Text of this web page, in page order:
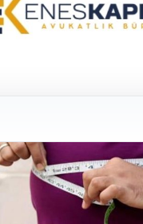
Avukatlık Bürosu